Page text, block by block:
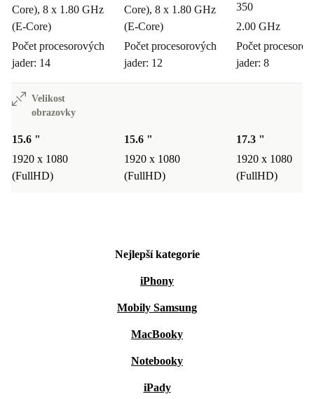
Core), 8 x 1.80 GHz
(E-Core)
Počet procesorových
jader: 14
Core), 8 x 1.80 GHz
(E-Core)
Počet procesorových
jader: 12
350
2.00 GHz
Počet
jader: 8
Velikost
obrazovky
15.6 "
1920 x 1080
(FullHD)
15.6 "
1920 x 1080
(FullHD)
17.3 "
1920 x 1080
(FullHD)
Nejlepší kategorie
iPhony
Mobily Samsung
MacBooky
Notebooky
iPady